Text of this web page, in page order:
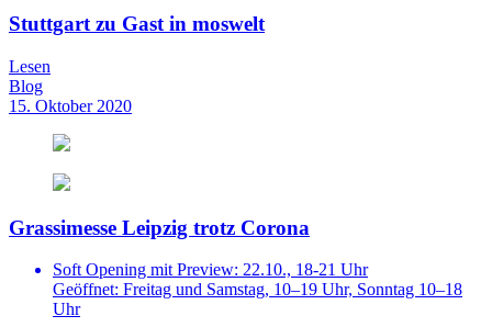
Stuttgart zu Gast in moswelt
Lesen
Blog
15. Oktober 2020
Grassimesse Leipzig trotz Corona
Soft Opening mit Preview: 22.10., 18-21 Uhr
Geöffnet: Freitag und Samstag, 10–19 Uhr, Sonntag 10–18
Uhr